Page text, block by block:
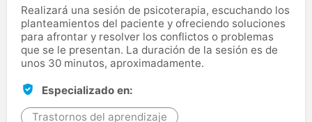
Realizará una sesión de psicoterapia, escuchando los
planteamientos del paciente y ofreciendo soluciones
para afrontar y resolver los conflictos o problemas
que se le presentan. La duración de la sesión es de
unos 30 minutos, aproximadamente.
Especializado en:
Trastornos del aprendizaje